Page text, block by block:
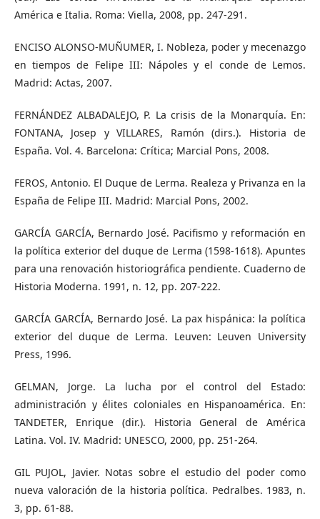
América e Italia. Roma: Viella, 2008, pp. 247-291.
ENCISO ALONSO-MUÑUMER, I. Nobleza, poder y mecenazgo
en tiempos de Felipe III: Nápoles y el conde de Lemos.
Madrid: Actas, 2007.
FERNÁNDEZ ALBADALEJO, P. La crisis de la Monarquía. En:
FONTANA, Josep y VILLARES, Ramón (dirs.). Historia de
España. Vol. 4. Barcelona: Crítica; Marcial Pons, 2008.
FEROS, Antonio. El Duque de Lerma. Realeza y Privanza en la
España de Felipe III. Madrid: Marcial Pons, 2002.
GARCÍA GARCÍA, Bernardo José. Pacifismo y reformación en
la política exterior del duque de Lerma (1598-1618). Apuntes
para una renovación historiográfica pendiente. Cuaderno de
Historia Moderna. 1991, n. 12, pp. 207-222.
GARCÍA GARCÍA, Bernardo José. La pax hispánica: la política
exterior del duque de Lerma. Leuven: Leuven University
Press, 1996.
GELMAN, Jorge. La lucha por el control del Estado:
administración y élites coloniales en Hispanoamérica. En:
TANDETER, Enrique (dir.). Historia General de América
Latina. Vol. IV. Madrid: UNESCO, 2000, pp. 251-264.
GIL PUJOL, Javier. Notas sobre el estudio del poder como
nueva valoración de la historia política. Pedralbes. 1983, n.
3, pp. 61-88.